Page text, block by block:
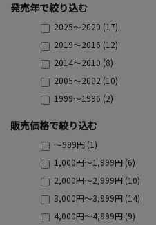
発売年で絞り込む
2025～2020 (17)
2019～2016 (12)
2014～2010 (8)
2005～2002 (10)
1999～1996 (2)
販売価格で絞り込む
～999円 (1)
1,000円～1,999円 (6)
2,000円～2,999円 (10)
3,000円～3,999円 (14)
4,000円～4,999円 (9)